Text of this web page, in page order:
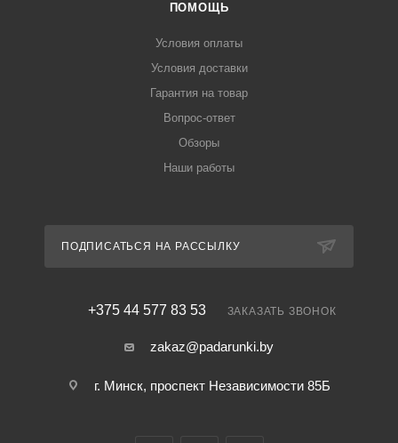
ПОМОЩЬ
Условия оплаты
Условия доставки
Гарантия на товар
Вопрос-ответ
Обзоры
Наши работы
ПОДПИСАТЬСЯ НА РАССЫЛКУ
+375 44 577 83 53 ЗАКАЗАТЬ ЗВОНОК
zakaz@padarunki.by
г. Минск, проспект Независимости 85Б